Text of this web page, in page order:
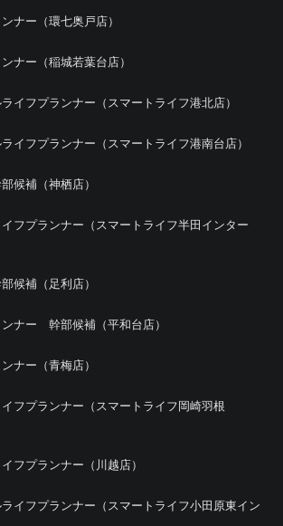
ナー（環七奥戸店）
ナー（稲城若葉台店）
ライフプランナー（スマートライフ港北店）
ライフプランナー（スマートライフ港南台店）
候補（神栖店）
イフプランナー（スマートライフ半田インター
候補（足利店）
ナー 幹部候補（平和台店）
ナー（青梅店）
イフプランナー（スマートライフ岡崎羽根
フプランナー（川越店）
ライフプランナー（スマートライフ小田原東イン